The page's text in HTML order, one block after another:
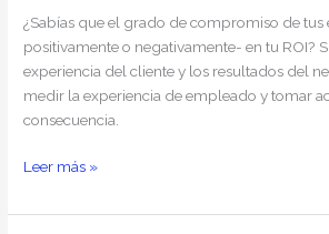
¿Sabías que el grado de compromiso de
positivamente o negativamente- en tu ROI?
experiencia del cliente y los resultados del
medir la experiencia de empleado y tomar
consecuencia.
Leer más »